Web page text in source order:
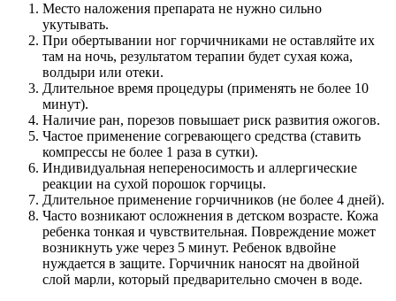
Место наложения препарата не нужно сильно
укутывать.
При обертывании ног горчичниками не оставляйте их
там на ночь, результатом терапии будет сухая кожа,
волдыри или отеки.
Длительное время процедуры (применять не более 10
минут).
Наличие ран, порезов повышает риск развития ожогов.
Частое применение согревающего средства (ставить
компрессы не более 1 раза в сутки).
Индивидуальная непереносимость и аллергические
реакции на сухой порошок горчицы.
Длительное применение горчичников (не более 4 дней).
Часто возникают осложнения в детском возрасте. Кожа
ребенка тонкая и чувствительная. Повреждение может
возникнуть уже через 5 минут. Ребенок вдвойне
нуждается в защите. Горчичник наносят на двойной
слой марли, который предварительно смочен в воде.